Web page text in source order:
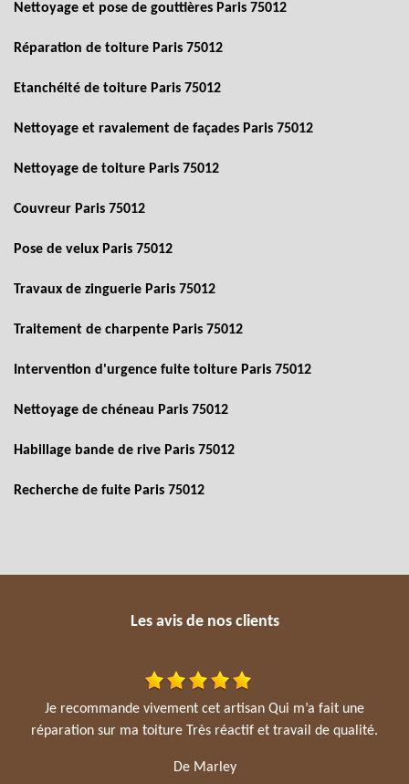
Nettoyage et pose de gouttières Paris 75012
Réparation de toiture Paris 75012
Etanchéité de toiture Paris 75012
Nettoyage et ravalement de façades Paris 75012
Nettoyage de toiture Paris 75012
Couvreur Paris 75012
Pose de velux Paris 75012
Travaux de zinguerie Paris 75012
Traitement de charpente Paris 75012
Intervention d'urgence fuite toiture Paris 75012
Nettoyage de chéneau Paris 75012
Habillage bande de rive Paris 75012
Recherche de fuite Paris 75012
Les avis de nos clients
Je recommande vivement cet artisan Qui m’a fait une
réparation sur ma toiture Très réactif et travail de qualité.
De Marley